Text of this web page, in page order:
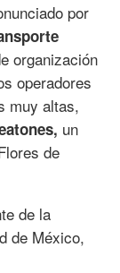
por
organización
operadores
muy altas,
un
de
de la
de México,